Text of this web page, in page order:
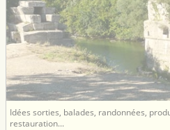
Idées sorties, balades, randonnées,
restauration...